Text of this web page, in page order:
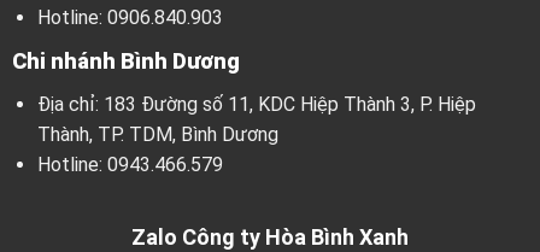
Hotline: 0906.840.903
Chi nhánh Bình Dương
Địa chỉ: 183 Đường số 11, KDC Hiệp Thành 3, P. Hiệp
Thành, TP. TDM, Bình Dương
Hotline: 0943.466.579
Zalo Công ty Hòa Bình Xanh